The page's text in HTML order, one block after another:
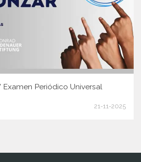
Examen Periódico Universal
21-11-2025